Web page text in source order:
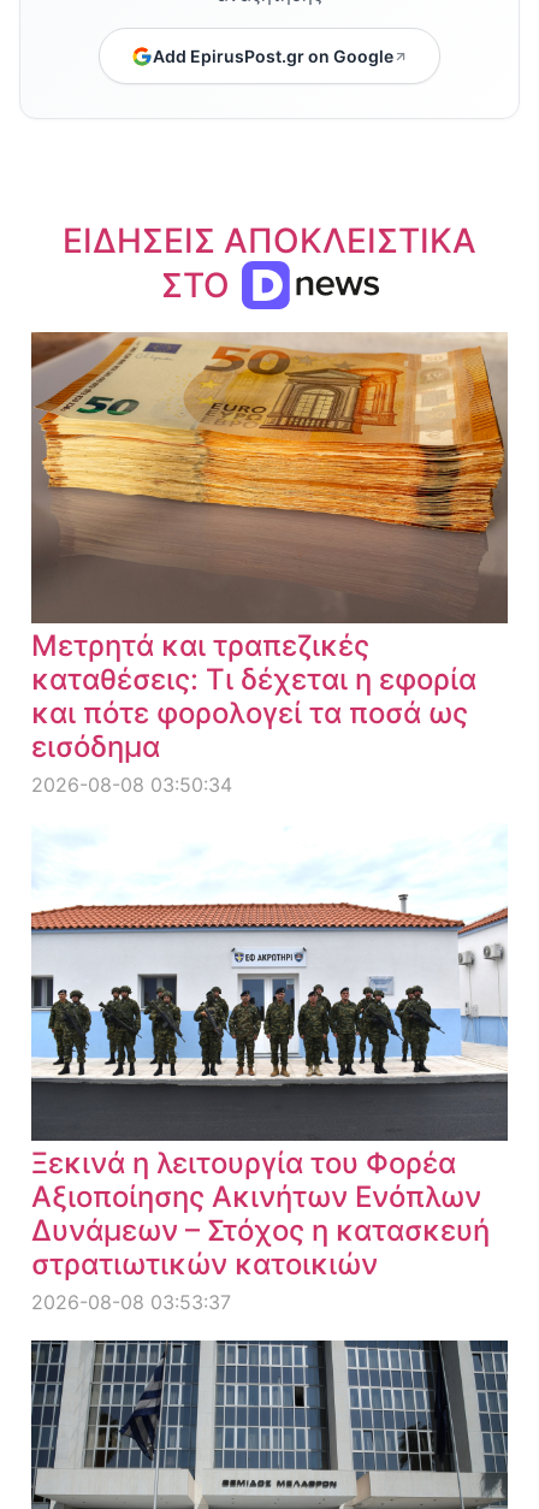
Add EpirusPost.gr on Google
ΕΙΔΗΣΕΙΣ ΑΠΟΚΛΕΙΣΤΙΚΑ
ΣΤΟ
Μετρητά και τραπεζικές
καταθέσεις: Τι δέχεται η εφορία
και πότε φορολογεί τα ποσά ως
εισόδημα
2026-08-08 03:50:34
Ξεκινά η λειτουργία του Φορέα
Αξιοποίησης Ακινήτων Ενόπλων
Δυνάμεων – Στόχος η κατασκευή
στρατιωτικών κατοικιών
2026-08-08 03:53:37